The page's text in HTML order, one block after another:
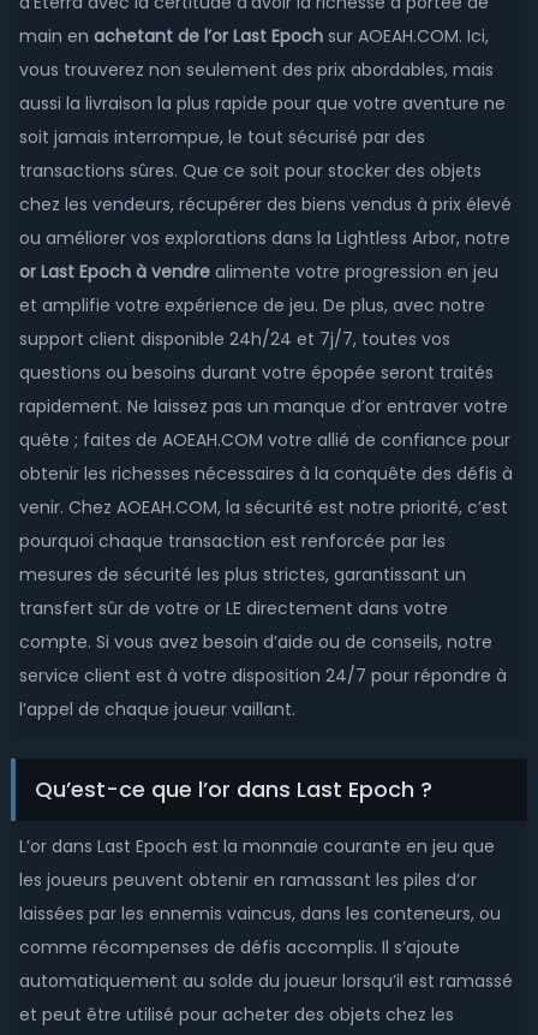
main en achetant de l’or Last Epochsur AOEAH.COM. Ici,
vous trouverez non seulement des prix abordables, mais
aussi la livraison la plus rapide pour que votre aventure ne
soit jamais interrompue, le tout sécurisé par des
transactions sûres. Que ce soit pour stocker des objets
chez les vendeurs, récupérer des biens vendus à prix élevé
ou améliorer vos explorations dans la Lightless Arbor, notre
or Last Epoch à vendrealimente votre progression en jeu
et amplifie votre expérience de jeu. De plus, avec notre
support client disponible 24h/24 et 7j/7, toutes vos
questions ou besoins durant votre épopée seront traités
rapidement. Ne laissez pas un manque d’or entraver votre
quête ; faites de AOEAH.COM votre allié de confiance pour
obtenir les richesses nécessaires à la conquête des défis à
venir. Chez AOEAH.COM, la sécurité est notre priorité, c’est
pourquoi chaque transaction est renforcée par les
mesures de sécurité les plus strictes, garantissant un
transfert sûr de votre or LE directement dans votre
compte. Si vous avez besoin d’aide ou de conseils, notre
service client est à votre disposition 24/7 pour répondre à
l’appel de chaque joueur vaillant.
Qu’est-ce que l’or dans Last Epoch ?
L’or dans Last Epoch est la monnaie courante en jeu que
les joueurs peuvent obtenir en ramassant les piles d’or
laissées par les ennemis vaincus, dans les conteneurs, ou
comme récompenses de défis accomplis. Il s’ajoute
automatiquement au solde du joueur lorsqu’il est ramassé
et peut être utilisé pour acheter des objets chez les